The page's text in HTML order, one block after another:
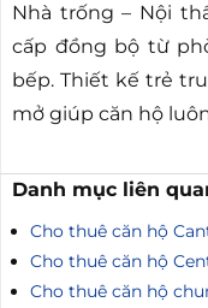
Nhà trống – Nội
cấp đồng bộ từ
bếp. Thiết kế trẻ
mở giúp căn hộ
Danh mục liên
Cho thuê căn hộ
Cho thuê căn hộ
Cho thuê căn hộ